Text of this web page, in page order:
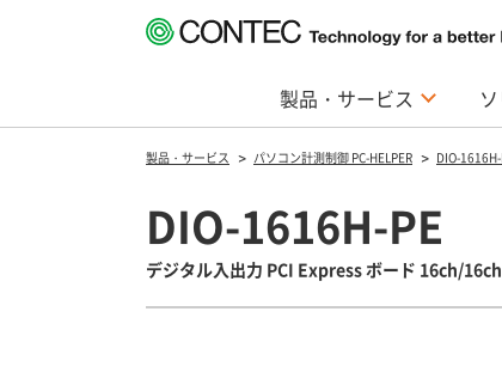
製品・サービス
製品・サービス パソコン計測制御 PC-HELPER DIO-
DIO-1616H-PE
デジタル入出力 PCI Express ボード 16ch/